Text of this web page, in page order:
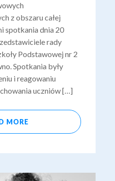
z obszaru całej
spotkania dnia 20
rady
Podstawowej nr 2
Spotkania były
i reagowaniu
uczniów […]
MORE